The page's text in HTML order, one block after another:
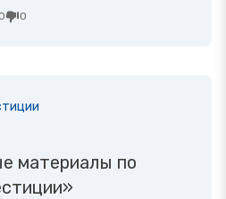
0 0
материалы по